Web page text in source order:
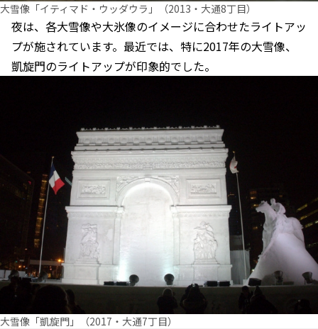
大雪像「イティマド・ウッダウラ」（2013・大通8丁目）
夜は、各大雪像や大氷像のイメージに合わせたライトアッ
プが施されています。最近では、特に2017年の大雪像、
凱旋門のライトアップが印象的でした。
大雪像「凱旋門」（2017・大通7丁目）